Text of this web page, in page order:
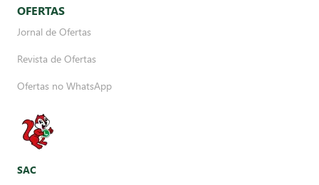
OFERTAS
Jornal de Ofertas
Revista de Ofertas
Ofertas no WhatsApp
SAC